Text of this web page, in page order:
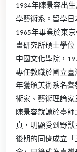
1934年陳景容出
學藝術系。留學日
1965年畢業於東
畫研究所碩士學位
中國文化學院，
專任教職於國立臺
年獲頒美術系名譽
術家、藝術理論家
陳景容就讀於臺
真，明顯受到野獸
後期的同儕成立「